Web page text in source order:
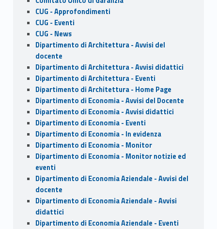
CUG - Approfondimenti
CUG - Eventi
CUG - News
Dipartimento di Architettura - Avvisi del
docente
Dipartimento di Architettura - Avvisi didattici
Dipartimento di Architettura - Eventi
Dipartimento di Architettura - Home Page
Dipartimento di Economia - Avvisi del Docente
Dipartimento di Economia - Avvisi didattici
Dipartimento di Economia - Eventi
Dipartimento di Economia - In evidenza
Dipartimento di Economia - Monitor
Dipartimento di Economia - Monitor notizie ed
eventi
Dipartimento di Economia Aziendale - Avvisi del
docente
Dipartimento di Economia Aziendale - Avvisi
didattici
Dipartimento di Economia Aziendale - Eventi